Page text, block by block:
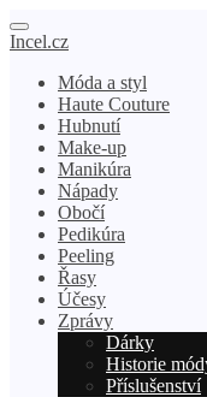
Incel.cz
Móda a styl
Haute Couture
Hubnutí
Make-up
Manikúra
Nápady
Obočí
Pedikúra
Peeling
Řasy
Účesy
Zprávy
Dárky
Historie
Příslušenství